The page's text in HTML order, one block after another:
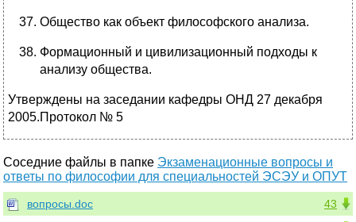
Общество как объект философского анализа.
Формационный и цивилизационный подходы к
анализу общества.
Утверждены на заседании кафедры ОНД 27 декабря
2005.Протокол № 5
Соседние файлы в папке Экзаменационные вопросы и
ответы по философии для специальностей ЭСЭУ и ОПУТ
43
вопросы.doc